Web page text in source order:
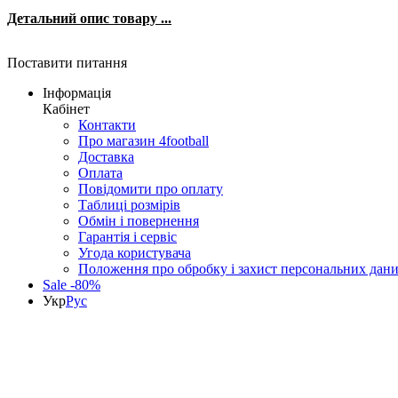
Детальний опис товару ...
Поставити питання
Інформація
Кабінет
Контакти
Про магазин 4football
Доставка
Оплата
Повідомити про оплату
Таблиці розмірів
Обмін і повернення
Гарантія і сервіс
Угода користувача
Положення про обробку і захист персональних
Sale -80%
УкрРус